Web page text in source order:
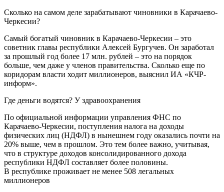
Сколько на самом деле зарабатывают чиновники в Карачаево-
Черкесии?
Самый богатый чиновник в Карачаево-Черкесии – это
советник главы республики Алексей Бургучев. Он заработал
за прошлый год более 17 млн. рублей – это на порядок
больше, чем даже у членов правительства. Сколько еще по
коридорам власти ходит миллионеров, выяснил ИА «КЧР-
информ».
Где деньги водятся? У здравоохранения
По официальной информации управления ФНС по
Карачаево-Черкесии, поступления налога на доходы
физических лиц (НДФЛ) в нынешнем году оказались почти на
20% выше, чем в прошлом. Это тем более важно, учитывая,
что в структуре доходов консолидированного дохода
республики НДФЛ составляет более половины.
В республике проживает не менее 508 легальных
миллионеров